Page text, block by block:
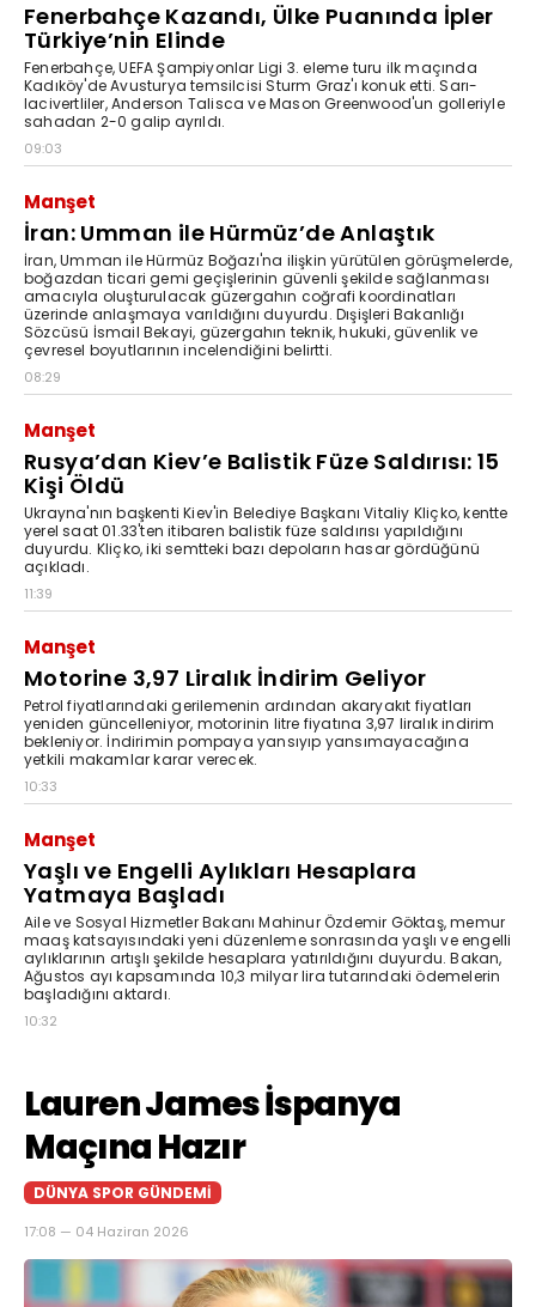
Fenerbahçe Kazandı, Ülke Puanında İpler
Türkiye’nin Elinde
Fenerbahçe, UEFA Şampiyonlar Ligi 3. eleme turu ilk maçında
Kadıköy'de Avusturya temsilcisi Sturm Graz'ı konuk etti. Sarı-
lacivertliler, Anderson Talisca ve Mason Greenwood'un golleriyle
sahadan 2-0 galip ayrıldı.
09:03
Manşet
İran: Umman ile Hürmüz’de Anlaştık
İran, Umman ile Hürmüz Boğazı'na ilişkin yürütülen görüşmelerde,
boğazdan ticari gemi geçişlerinin güvenli şekilde sağlanması
amacıyla oluşturulacak güzergahın coğrafi koordinatları
üzerinde anlaşmaya varıldığını duyurdu. Dışişleri Bakanlığı
Sözcüsü İsmail Bekayi, güzergahın teknik, hukuki, güvenlik ve
çevresel boyutlarının incelendiğini belirtti.
08:29
Manşet
Rusya’dan Kiev’e Balistik Füze Saldırısı: 15
Kişi Öldü
Ukrayna'nın başkenti Kiev'in Belediye Başkanı Vitaliy Kliçko, kentte
yerel saat 01.33'ten itibaren balistik füze saldırısı yapıldığını
duyurdu. Kliçko, iki semtteki bazı depoların hasar gördüğünü
açıkladı.
11:39
Manşet
Motorine 3,97 Liralık İndirim Geliyor
Petrol fiyatlarındaki gerilemenin ardından akaryakıt fiyatları
yeniden güncelleniyor, motorinin litre fiyatına 3,97 liralık indirim
bekleniyor. İndirimin pompaya yansıyıp yansımayacağına
yetkili makamlar karar verecek.
10:33
Manşet
Yaşlı ve Engelli Aylıkları Hesaplara
Yatmaya Başladı
Aile ve Sosyal Hizmetler Bakanı Mahinur Özdemir Göktaş, memur
maaş katsayısındaki yeni düzenleme sonrasında yaşlı ve engelli
aylıklarının artışlı şekilde hesaplara yatırıldığını duyurdu. Bakan,
Ağustos ayı kapsamında 10,3 milyar lira tutarındaki ödemelerin
başladığını aktardı.
10:32